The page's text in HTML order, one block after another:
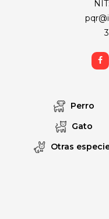
Perro
Gato
Otras